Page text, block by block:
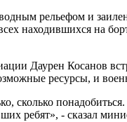
рельефом и
находившихся на
Даурен Косанов
ресурсы, и
сколько
ребят», - сказал